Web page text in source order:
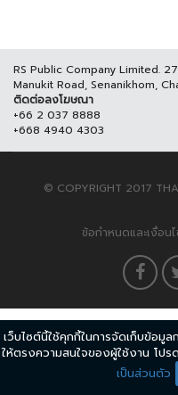
RS Public Company Limited.
Manukit Road, Senanikhom,
ติดต่อลงโฆษณา
+66 2 037 8888
+668 4940 4303
© COPYRIGHT 2017
ข้อกำหนดและเงื่อนไ
เว็บไซต์นี้ใช้คุกกี้ในการจัดเก็บข้อมู
ให้ตรงความสนใจของผู้ใช้งาน โปร
เป็นส่วนตัว